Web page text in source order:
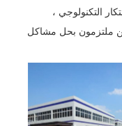
التكنولوجي ،
ملتزمون بحل مشاكل